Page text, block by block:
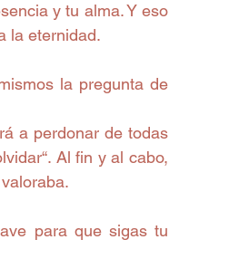
y tu alma. Y eso
la eternidad.
la pregunta de
a perdonar de todas
Al fin y al cabo,
para que sigas tu